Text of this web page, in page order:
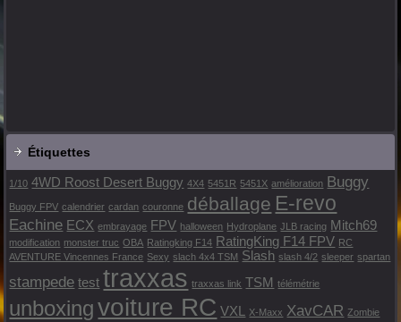
Étiquettes
1/10 4WD Roost Desert Buggy 4X4 5451R 5451X amélioration Buggy
Buggy FPV calendrier cardan couronne déballage E-revo
Eachine ECX embrayage FPV halloween Hydroplane JLB racing Mitch69
modification monster truc OBA Ratingking F14 RatingKing F14 FPV RC
AVENTURE Vincennes France Sexy slach 4x4 TSM Slash slash 4/2 sleeper spartan
stampede test traxxas traxxas link TSM télémétrie
unboxing voiture RC VXL X-Maxx XavCAR Zombie